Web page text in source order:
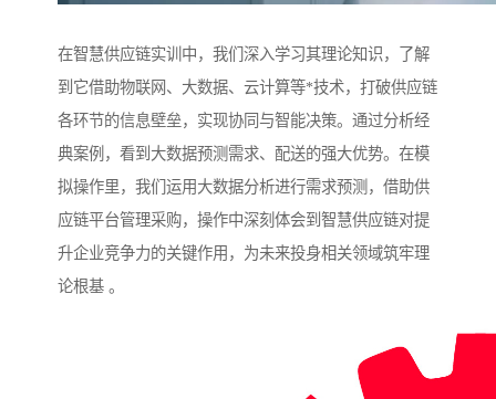
在智慧供应链实训中，我们深入学习其理论知识，了解
到它借助物联网、大数据、云计算等*技术，打破供应链
各环节的信息壁垒，实现协同与智能决策。通过分析经
典案例，看到大数据预测需求、配送的强大优势。在模
拟操作里，我们运用大数据分析进行需求预测，借助供
应链平台管理采购，操作中深刻体会到智慧供应链对提
升企业竞争力的关键作用，为未来投身相关领域筑牢理
论根基 。